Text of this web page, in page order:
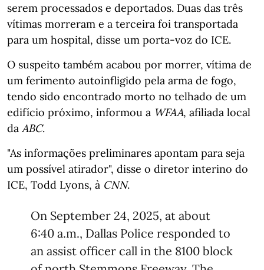
serem processados e deportados. Duas das três
vítimas morreram e a terceira foi transportada
para um hospital, disse um porta-voz do ICE.
O suspeito também acabou por morrer, vítima de
um ferimento autoinfligido pela arma de fogo,
tendo sido encontrado morto no telhado de um
edifício próximo, informou a WFAA, afiliada local
da ABC.
"As informações preliminares apontam para seja
um possível atirador", disse o diretor interino do
ICE, Todd Lyons, à CNN.
On September 24, 2025, at about
6:40 a.m., Dallas Police responded to
an assist officer call in the 8100 block